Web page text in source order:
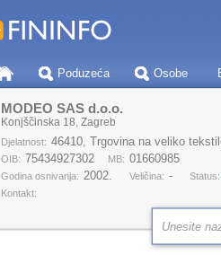
Poduzeća Osobe
MODEO SAS d.o.o.
Konjščinska 18, Zagreb
Djelatnost: 46410, Trgovina na veliko
OIB: 75434927302 MB: 01660985
Godina osnivanja: 2002. Veličina: - Status:
Kontakt: